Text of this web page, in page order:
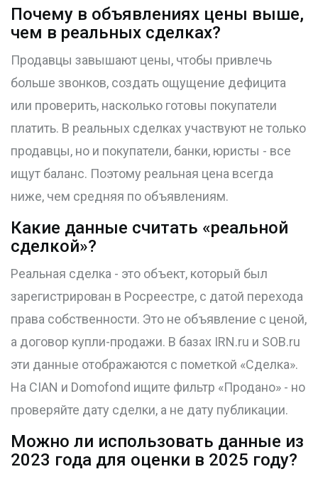
Почему в объявлениях цены выше,
чем в реальных сделках?
Продавцы завышают цены, чтобы привлечь
больше звонков, создать ощущение дефицита
или проверить, насколько готовы покупатели
платить. В реальных сделках участвуют не только
продавцы, но и покупатели, банки, юристы - все
ищут баланс. Поэтому реальная цена всегда
ниже, чем средняя по объявлениям.
Какие данные считать «реальной
сделкой»?
Реальная сделка - это объект, который был
зарегистрирован в Росреестре, с датой перехода
права собственности. Это не объявление с ценой,
а договор купли-продажи. В базах IRN.ru и SOB.ru
эти данные отображаются с пометкой «Сделка».
На CIAN и Domofond ищите фильтр «Продано» - но
проверяйте дату сделки, а не дату публикации.
Можно ли использовать данные из
2023 года для оценки в 2025 году?